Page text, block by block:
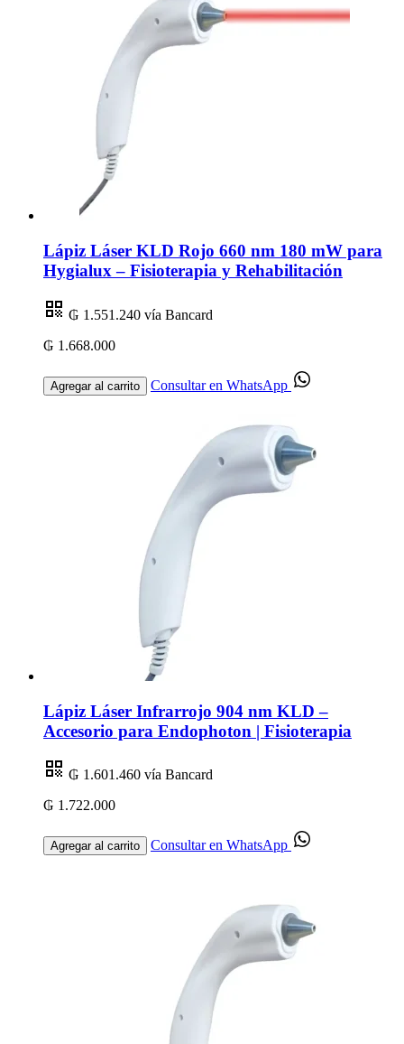
Lápiz Láser KLD Rojo 660 nm 180 mW para
Hygialux – Fisioterapia y Rehabilitación
₲ 1.551.240 vía Bancard
₲ 1.668.000
Agregar al carrito Consultar en WhatsApp
Lápiz Láser Infrarrojo 904 nm KLD –
Accesorio para Endophoton | Fisioterapia
₲ 1.601.460 vía Bancard
₲ 1.722.000
Agregar al carrito Consultar en WhatsApp